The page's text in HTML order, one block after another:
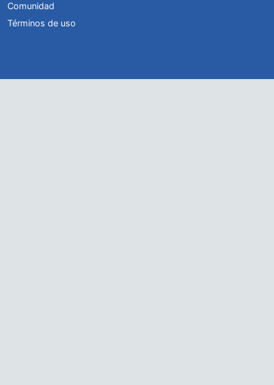
Comunidad
Términos de uso